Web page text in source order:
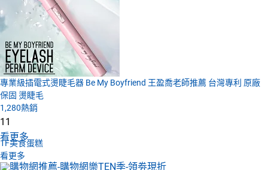
專業級插電式燙睫毛器 Be My Boyfriend 王盈喬老師推薦 台灣專利 原廠
保固 燙睫毛
1,280熱銷
11
看更多
1F美食蛋糕
看更多